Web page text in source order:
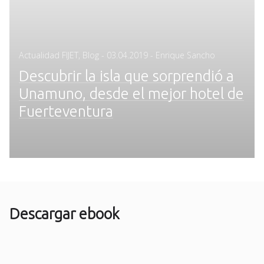
Actualidad FIJET Blog - Posted
on
03.04.2019 - Enrique Sancho
Descubrir la isla que sorprendió a
Unamuno, desde el mejor hotel de
Fuerteventura
Descargar ebook